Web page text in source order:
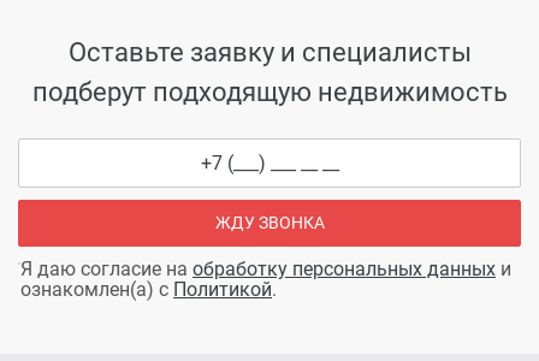
Оставьте заявку и специалисты
подберут подходящую недвижимость
ЖДУ ЗВОНКА
Я даю согласие на обработку персональных данных и
ознакомлен(а) с Политикой.